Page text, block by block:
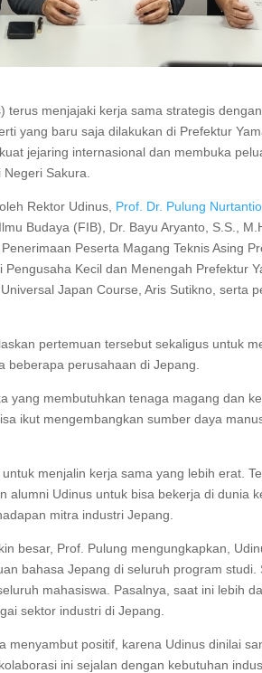
terus menjajaki kerja sama strategis
yang baru saja dilakukan di Prefektur
jejaring internasional dan membuka
Sakura.
Rektor Udinus, Prof. Dr. Pulung Nurtantio
Budaya (FIB), Dr. Bayu Aryanto, S.S.,
Peserta Magang Teknis Asing
Pengusaha Kecil dan Menengah Prefektur
Japan Course, Aris Sutikno, serta
pertemuan tersebut sekaligus untuk
beberapa perusahaan di Jepang.
yang membutuhkan tenaga magang dan
ikut mengembangkan sumber daya
menjalin kerja sama yang lebih erat.
alumni Udinus untuk bisa bekerja di dunia
mitra industri Jepang.
besar, Prof. Pulung mengungkapkan,
bahasa Jepang di seluruh program studi.
mahasiswa. Pasalnya, saat ini lebih
sektor industri di Jepang.
menyambut positif, karena Udinus dinilai
ini sejalan dengan kebutuhan